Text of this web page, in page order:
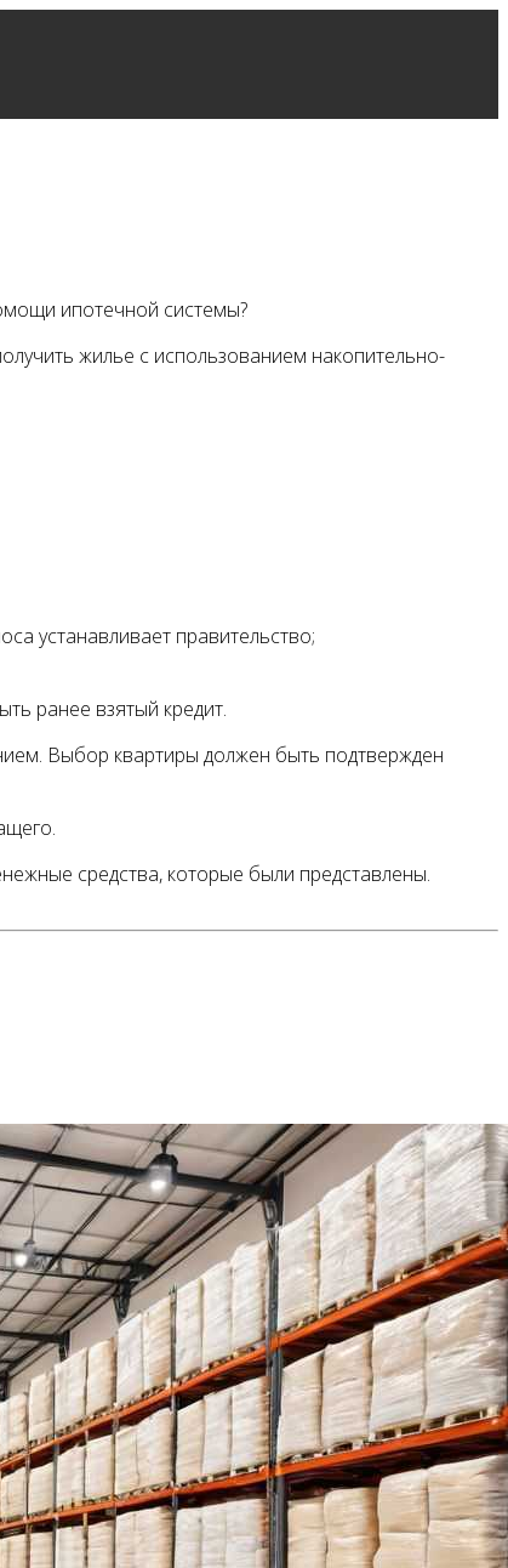
ипотечной системы?
жилье с использованием накопительно-
устанавливает правительство;
ранее взятый кредит.
Выбор квартиры должен быть подтвержден
средства, которые были представлены.